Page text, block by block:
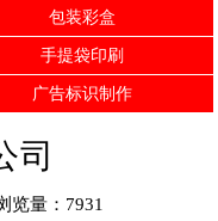
包装彩盒
手提袋印刷
广告标识制作
司
览量：7931